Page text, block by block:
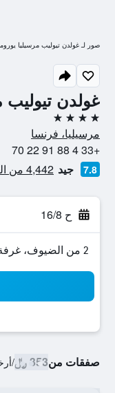
غولدن تيوليب
4 نجوم
مرسيليا، فرنسا
+33 4 88 91 22 70
7.8 جيد 4,442 من التقييمات تم التحقق منها
ح 16/8
2 من الضيوف، غرفة واحدة
صفقات من353 ﷼ /
صور لـ غولدن تيوليب مرسيليا